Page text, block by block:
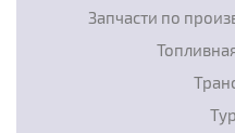
Запчасти по